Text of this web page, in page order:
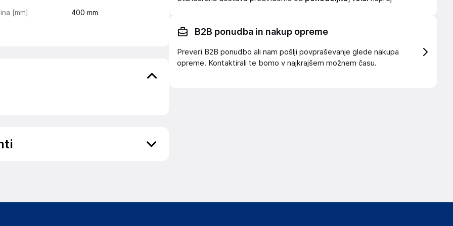
[mm] 400 mm
B2B ponudba in nakup opreme
Preveri B2B ponudbo ali nam pošlji povpraševanje glede nakupa
opreme. Kontaktirali te bomo v najkrajšem možnem času.